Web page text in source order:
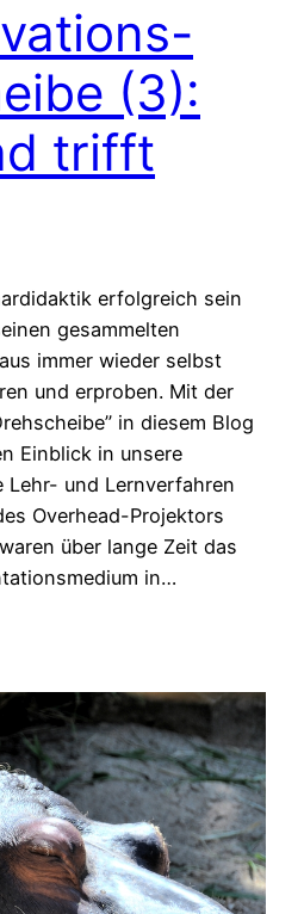
(3):
trifft
erfolgreich sein
gesammelten
immer wieder selbst
und erproben. Mit der
in diesem Blog
Einblick in unsere
Lehr- und Lernverfahren
Overhead-Projektors
über lange Zeit das
in…